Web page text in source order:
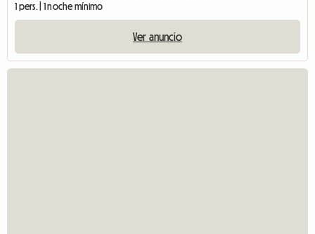
1 pers. | 1 noche mínimo
Ver anuncio